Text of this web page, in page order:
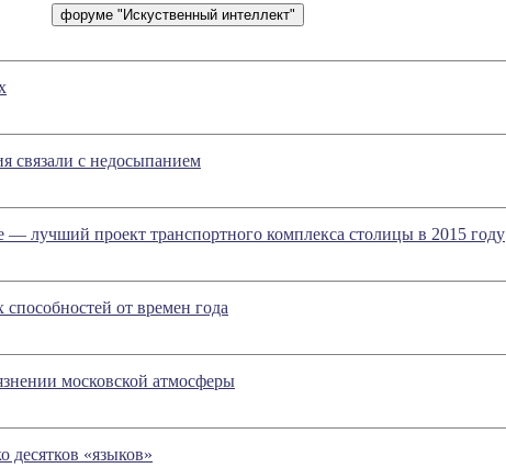
связали с недосыпанием
— лучший проект транспортного комплекса столицы в 2015 году
от времен года
московской атмосферы
десятков «языков»